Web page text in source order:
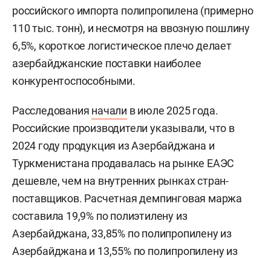
российского импорта полипропилена (примерно
110 тыс. тонн), и несмотря на ввозную пошлину
6,5%, короткое логистическое плечо делает
азербайджанские поставки наиболее
конкурентоспособными.
Расследования начали в июле 2025 года.
Российские производители указывали, что в
2024 году продукция из Азербайджана и
Туркменистана продавалась на рынке ЕАЭС
дешевле, чем на внутренних рынках стран-
поставщиков. Расчетная демпинговая маржа
составила 19,9% по полиэтилену из
Азербайджана, 33,85% по полипропилену из
Азербайджана и 13,55% по полипропилену из